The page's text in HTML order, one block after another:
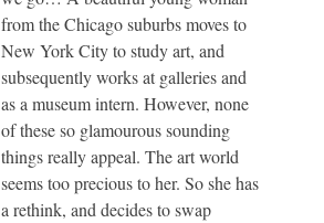
from the Chicago suburbs moves to
New York City to study art, and
subsequently works at galleries and
as a museum intern. However, none
of these so glamourous sounding
things really appeal. The art world
seems too precious to her. So she has
a rethink, and decides to swap